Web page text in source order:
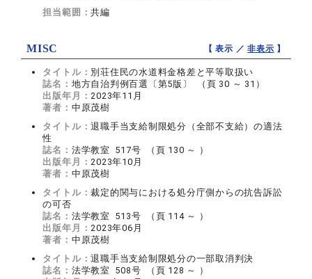
担当範囲：共編
MISC 【 表示 ／非表示 】
タイトル： 別荘住民の水道料金格差と平等取扱い
誌名： 地方自治判例百選〔第5版〕 （頁 30 ～ 31）
出版年月：2023年11月
著者： 中原茂樹
タイトル：退職手当支給制限処分（全部不支給）の適法
性
誌名： 法学教室 517号 （頁 130 ～ ）
出版年月：2023年10月
著者： 中原茂樹
タイトル：裁定的関与における処分庁側からの抗告訴訟
の可否
誌名： 法学教室 513号 （頁 114 ～ ）
出版年月：2023年06月
著者： 中原茂樹
タイトル：退職手当支給制限処分の一部取消判決
誌名： 法学教室 508号 （頁 128 ～ ）